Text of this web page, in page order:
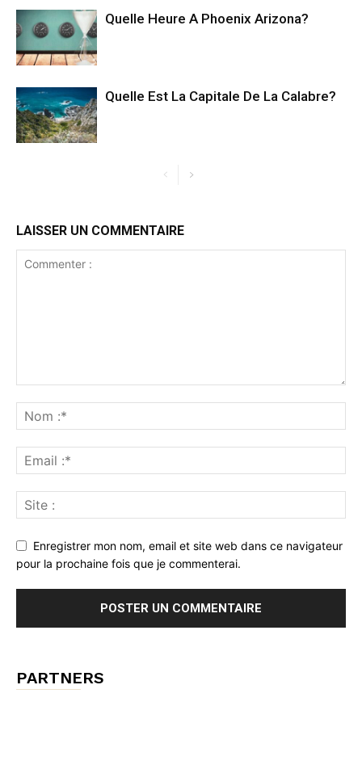
Quelle Heure A Phoenix Arizona?
Quelle Est La Capitale De La Calabre?
LAISSER UN COMMENTAIRE
Enregistrer mon nom, email et site web dans ce navigateur
pour la prochaine fois que je commenterai.
PARTNERS